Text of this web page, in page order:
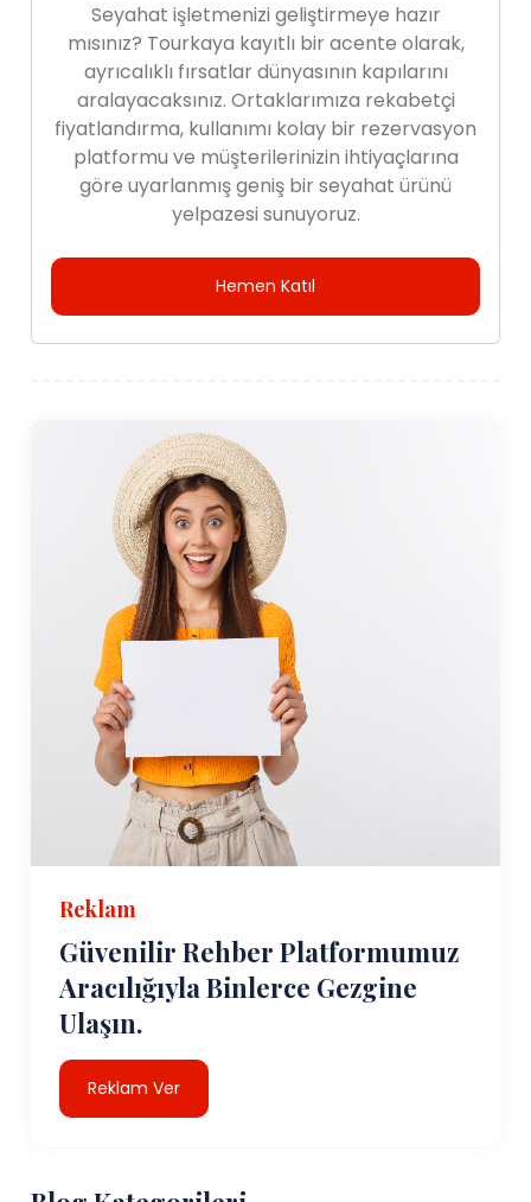
Seyahat işletmenizi geliştirmeye hazır
mısınız? Tourkaya kayıtlı bir acente olarak,
ayrıcalıklı fırsatlar dünyasının kapılarını
aralayacaksınız. Ortaklarımıza rekabetçi
fiyatlandırma, kullanımı kolay bir rezervasyon
platformu ve müşterilerinizin ihtiyaçlarına
göre uyarlanmış geniş bir seyahat ürünü
yelpazesi sunuyoruz.
Hemen Katıl
Reklam
Güvenilir Rehber Platformumuz
Aracılığıyla Binlerce Gezgine
Ulaşın.
Reklam Ver